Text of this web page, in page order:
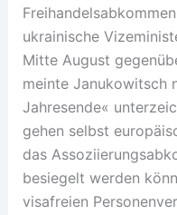
ukrainische
Mitte August
meinte Janukowitsch
Jahresende«
gehen selbst
das
besiegelt werden
visafreien